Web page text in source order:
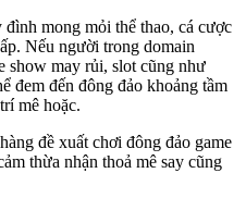
mong mỏi thể thao, cá cược
Nếu người trong domain
show may rủi, slot cũng như
đem đến đông đảo khoảng tầm
mê hoặc.
đề xuất chơi đông đảo game
thừa nhận thoả mê say cũng